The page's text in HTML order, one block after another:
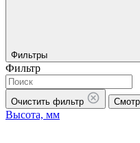
Фильтры
Фильтр
Очистить фильтр
Высота, мм